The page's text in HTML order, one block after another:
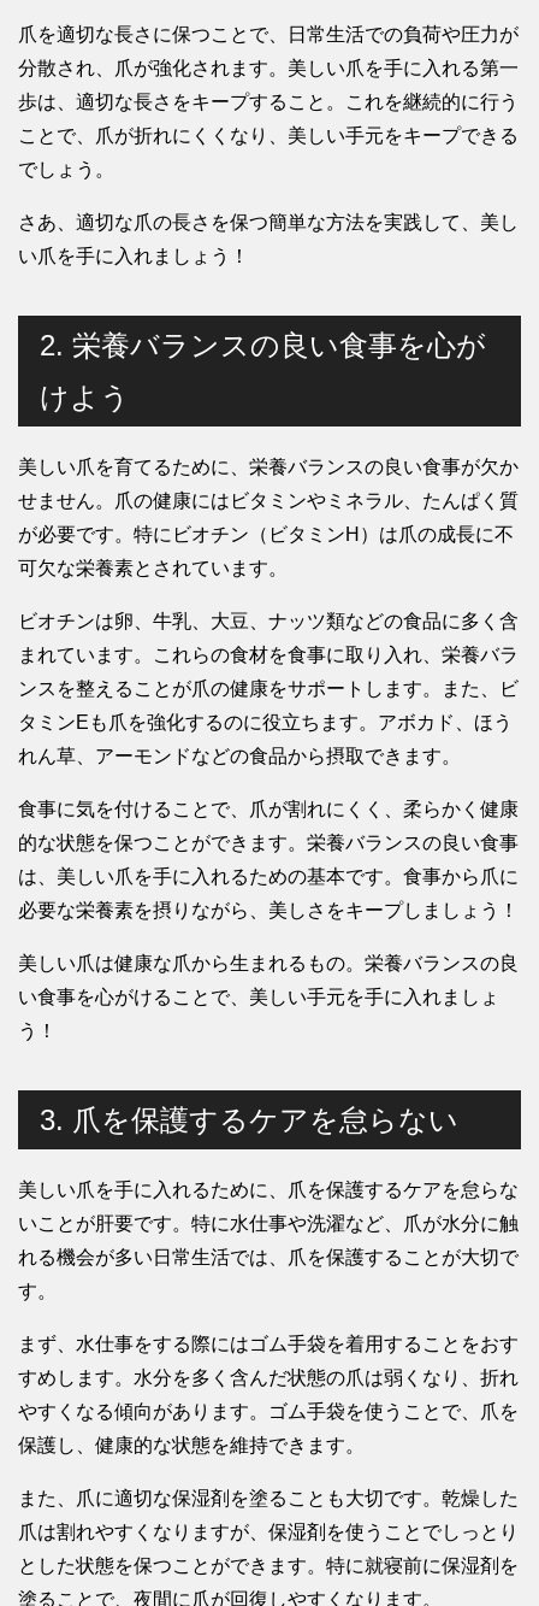
爪を適切な長さに保つことで、日常生活での負荷や圧力が
分散され、爪が強化されます。美しい爪を手に入れる第一
歩は、適切な長さをキープすること。これを継続的に行う
ことで、爪が折れにくくなり、美しい手元をキープできる
でしょう。
さあ、適切な爪の長さを保つ簡単な方法を実践して、美し
い爪を手に入れましょう！
2. 栄養バランスの良い食事を心が
けよう
美しい爪を育てるために、栄養バランスの良い食事が欠か
せません。爪の健康にはビタミンやミネラル、たんぱく質
が必要です。特にビオチン（ビタミンH）は爪の成長に不
可欠な栄養素とされています。
ビオチンは卵、牛乳、大豆、ナッツ類などの食品に多く含
まれています。これらの食材を食事に取り入れ、栄養バラ
ンスを整えることが爪の健康をサポートします。また、ビ
タミンEも爪を強化するのに役立ちます。アボカド、ほう
れん草、アーモンドなどの食品から摂取できます。
食事に気を付けることで、爪が割れにくく、柔らかく健康
的な状態を保つことができます。栄養バランスの良い食事
は、美しい爪を手に入れるための基本です。食事から爪に
必要な栄養素を摂りながら、美しさをキープしましょう！
美しい爪は健康な爪から生まれるもの。栄養バランスの良
い食事を心がけることで、美しい手元を手に入れましょ
う！
3. 爪を保護するケアを怠らない
美しい爪を手に入れるために、爪を保護するケアを怠らな
いことが肝要です。特に水仕事や洗濯など、爪が水分に触
れる機会が多い日常生活では、爪を保護することが大切で
す。
まず、水仕事をする際にはゴム手袋を着用することをおす
すめします。水分を多く含んだ状態の爪は弱くなり、折れ
やすくなる傾向があります。ゴム手袋を使うことで、爪を
保護し、健康的な状態を維持できます。
また、爪に適切な保湿剤を塗ることも大切です。乾燥した
爪は割れやすくなりますが、保湿剤を使うことでしっとり
とした状態を保つことができます。特に就寝前に保湿剤を
塗ることで、夜間に爪が回復しやすくなります。